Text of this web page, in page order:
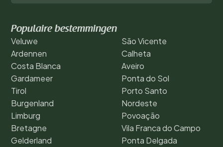
Populaire bestemmingen
Veluwe
Ardennen
Costa Blanca
Gardameer
Tirol
Burgenland
Limburg
Bretagne
Gelderland
São Vicente
Calheta
Aveiro
Ponta do Sol
Porto Santo
Nordeste
Povoação
Vila Franca do Campo
Ponta Delgada